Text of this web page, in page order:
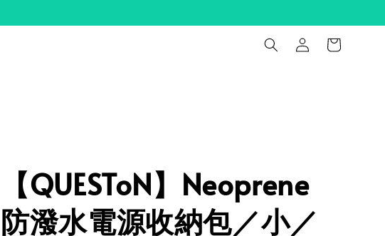
【QUESToN】Neoprene
防潑水電源收納包／小／